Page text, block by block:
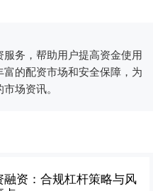
务，帮助用户提高资金使用
的配资市场和安全保障，为
场资讯。
融资：合规杠杆策略与风